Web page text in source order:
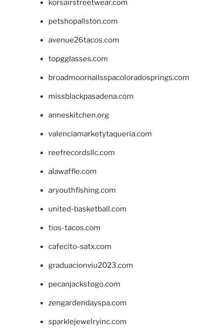
korsairstreetwear.com
petshopallston.com
avenue26tacos.com
topgglasses.com
broadmoornailsspacoloradosprings.com
missblackpasadena.com
anneskitchen.org
valenciamarketytaqueria.com
reefrecordsllc.com
alawaffle.com
aryouthfishing.com
united-basketball.com
tios-tacos.com
cafecito-satx.com
graduacionviu2023.com
pecanjackstogo.com
zengardendayspa.com
sparklejewelryinc.com